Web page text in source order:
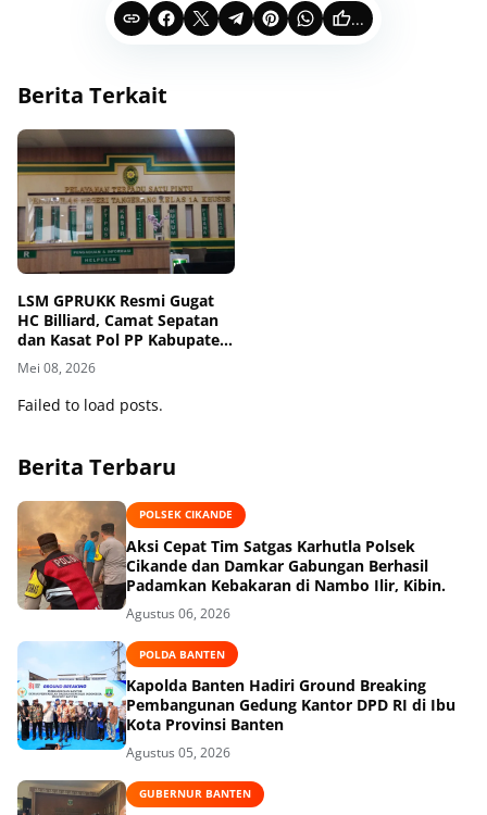
...
Berita Terkait
LSM GPRUKK Resmi Gugat
HC Billiard, Camat Sepatan
dan Kasat Pol PP Kabupaten
Tangerang
Mei 08, 2026
Failed to load posts.
Berita Terbaru
POLSEK CIKANDE
Aksi Cepat Tim Satgas Karhutla Polsek
Cikande dan Damkar Gabungan Berhasil
Padamkan Kebakaran di Nambo Ilir, Kibin.
Agustus 06, 2026
POLDA BANTEN
Kapolda Banten Hadiri Ground Breaking
Pembangunan Gedung Kantor DPD RI di Ibu
Kota Provinsi Banten
Agustus 05, 2026
GUBERNUR BANTEN